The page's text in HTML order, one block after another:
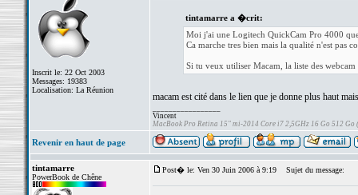
Inscrit le: 22 Oct 2003
Messages: 19383
Localisation: La Réunion
tintamarre a �crit:
Moi j'ai une Logitech QuickCam Pro 4000
Ca marche tres bien mais la qualité n'est pas
Si tu veux utiliser Macam, la liste des
macam est cité dans le lien que je donne plus haut
Vincent
MacBook Pro Retina 15" mi-2014 Core i7 2,5GHz 16 Go 512 Go
Revenir en haut de page
tintamarre
PowerBook de Chêne
Post� le: Ven 30 Juin 2006 à 9:19 Sujet du message: